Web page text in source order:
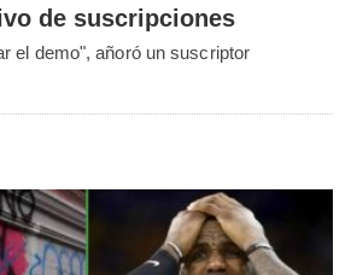
de suscripciones
el demo", añoró un suscriptor